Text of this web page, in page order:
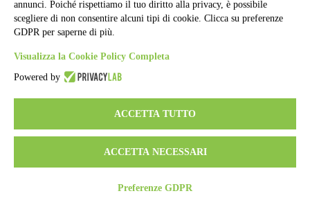
Sezione Copyright
Copyright 2026 | Engineered and powered by Gruppo Spaggiari
Parma S.p.A. | Divisione Publishing & New Social Media
annunci. Poiché rispettiamo il tuo diritto alla privacy, è possibile
scegliere di non consentire alcuni tipi di cookie. Clicca su preferenze
GDPR per saperne di più.
Visualizza la Cookie Policy Completa
Powered by
ACCETTA TUTTO
ACCETTA NECESSARI
Preferenze GDPR